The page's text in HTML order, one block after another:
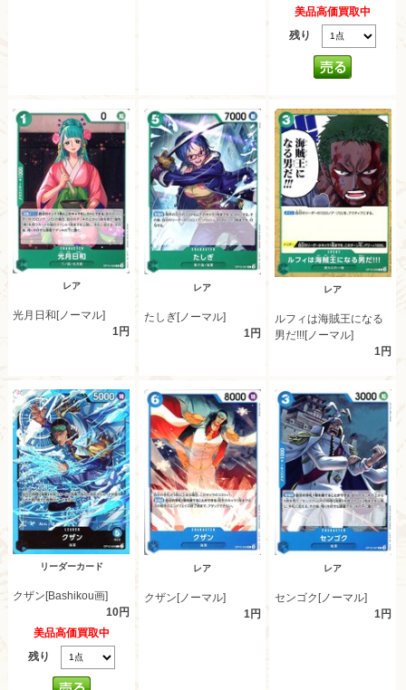
美品高価買取中
残り
レア
光月日和[ノーマル]
1円
レア
たしぎ[ノーマル]
1円
レア
ルフィは海賊王になる
男だ!!![ノーマル]
1円
リーダーカード
クザン[Bashikou画]
10円
美品高価買取中
残り
レア
クザン[ノーマル]
1円
レア
センゴク[ノーマル]
1円